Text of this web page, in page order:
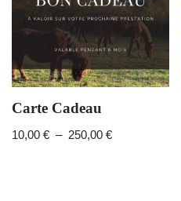
Carte Cadeau
10,00 € – 250,00 €